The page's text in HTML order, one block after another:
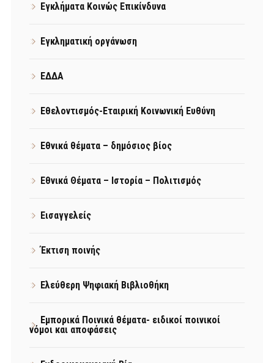
Εγκλήματα Κοινώς Επικίνδυνα
Εγκληματική οργάνωση
ΕΔΔΑ
Εθελοντισμός-Εταιρική Κοινωνική Ευθύνη
Εθνικά θέματα – δημόσιος βίος
Εθνικά Θέματα – Ιστορία – Πολιτισμός
Εισαγγελείς
Έκτιση ποινής
Ελεύθερη Ψηφιακή Βιβλιοθήκη
Εμπορικά Ποινικά θέματα- ειδικοί ποινικοί
νόμοι και αποφάσεις